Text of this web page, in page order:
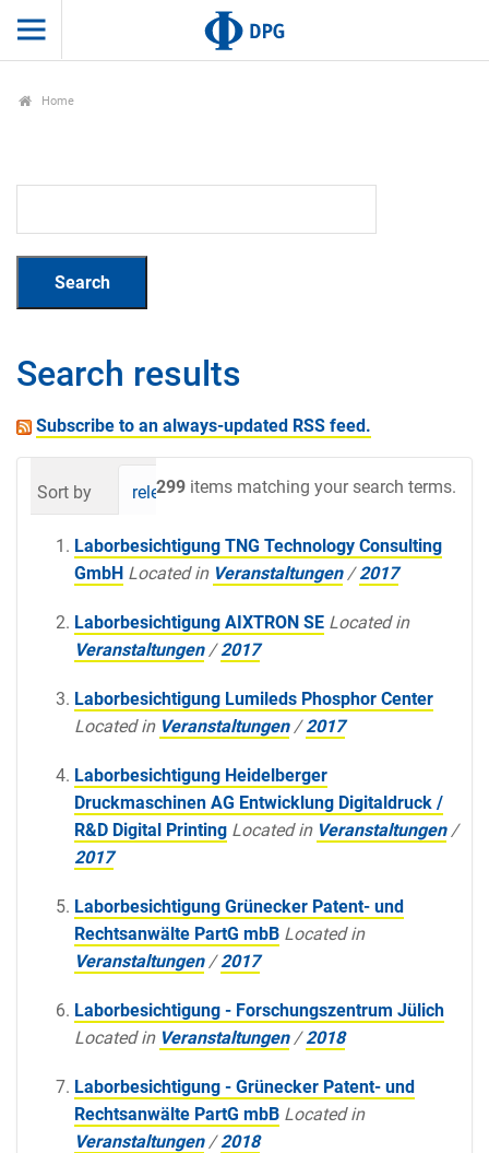
Home
Search results
Subscribe to an always-updated RSS feed.
299 items matching your search terms.
Sort by relevance date (newest first)
Laborbesichtigung TNG Technology Consulting
GmbH Located in Veranstaltungen /2017
Laborbesichtigung AIXTRON SE Located in
Veranstaltungen /2017
Laborbesichtigung Lumileds Phosphor Center
Located in Veranstaltungen /2017
Laborbesichtigung Heidelberger
Druckmaschinen AG Entwicklung Digitaldruck /
R&D Digital Printing Located in Veranstaltungen /
2017
Laborbesichtigung Grünecker Patent- und
Rechtsanwälte PartG mbB Located in
Veranstaltungen /2017
Laborbesichtigung - Forschungszentrum Jülich
Located in Veranstaltungen /2018
Laborbesichtigung - Grünecker Patent- und
Rechtsanwälte PartG mbB Located in
Veranstaltungen /2018